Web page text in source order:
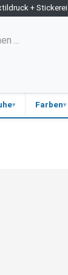
+ Stickerei
Farben